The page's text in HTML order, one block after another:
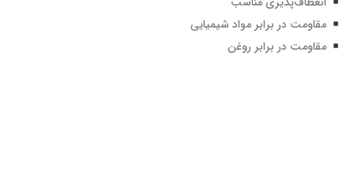
مقاومت در برابر مواد شیمیایی
مقاومت در برابر روغن